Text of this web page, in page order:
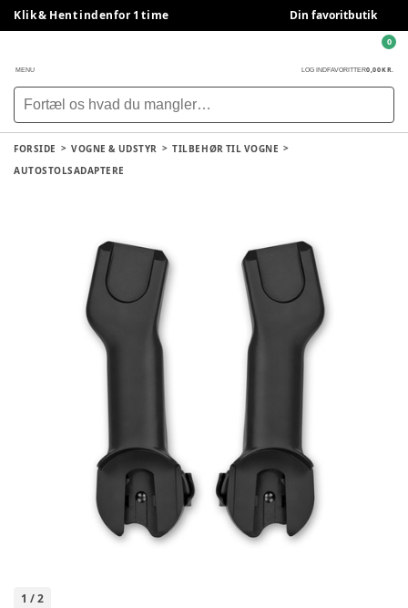
Klik & Hent indenfor 1 time Din favoritbutik
MENU LOG INDFAVORITTER0,00 KR.
0
FORSIDE VOGNE & UDSTYR
TILBEHØR TIL VOGNE
AUTOSTOLSADAPTERE
1 /2